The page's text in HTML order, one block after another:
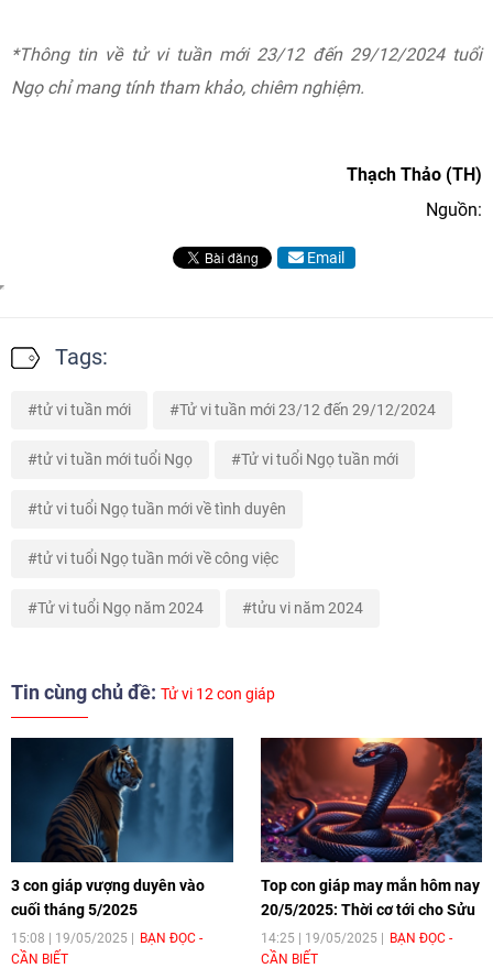
*Thông tin về tử vi tuần mới 23/12 đến 29/12/2024 tuổi
Ngọ chỉ mang tính tham khảo, chiêm nghiệm.
Thạch Thảo (TH)
Nguồn:
Email
Tags:
tử vi tuần mới Tử vi tuần mới 23/12 đến 29/12/2024
tử vi tuần mới tuổi Ngọ Tử vi tuổi Ngọ tuần mới
tử vi tuổi Ngọ tuần mới về tình duyên
tử vi tuổi Ngọ tuần mới về công việc
Tử vi tuổi Ngọ năm 2024 tửu vi năm 2024
Tin cùng chủ đề: Tử vi 12 con giáp
3 con giáp vượng duyên vào
cuối tháng 5/2025
15:08 | 19/05/2025
BẠN ĐỌC -
CẦN BIẾT
Top con giáp may mắn hôm nay
20/5/2025: Thời cơ tới cho Sửu
14:25 | 19/05/2025
BẠN ĐỌC -
CẦN BIẾT